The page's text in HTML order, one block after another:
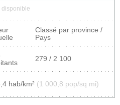
disponible
Classé par province /
Pays
279 / 2 100
hab/km² (1 000,8 pop/sq mi)